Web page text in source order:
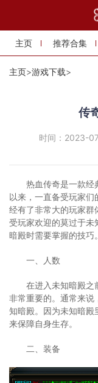
主页 推荐合集
主页>游戏下载>
传
时间：2023-
热血传奇是一款经
以来，一直备受玩家
经有了非常大的玩家群
受玩家欢迎的莫过于未
暗殿时需要掌握的技巧。
一、人数
在进入未知暗殿之
非常重要的。通常来
知暗殿。因为未知暗殿
来保障自身生存。
二、装备